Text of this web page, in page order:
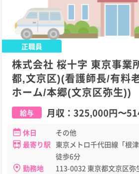
正職員
株式会社 桜十字 東京事業
都,文京区)(看護師長/有料
ホーム/本郷(文京区弥生))
給与 月収： 325,000円〜
休日
その他
最寄り駅 東京メトロ千代田線「根
徒歩6分
勤務地
113-0032 東京都文京区弥